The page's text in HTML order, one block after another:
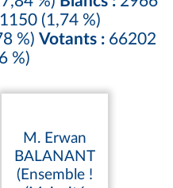
(1,74 %)
%) Votants : 66202
%)
M. Erwan
BALANANT
(Ensemble !